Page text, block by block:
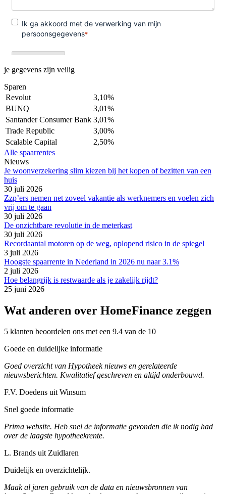
je gegevens zijn veilig
Sparen
Revolut
3,10%
BUNQ
3,01%
Santander Consumer Bank 3,01%
Trade Republic
3,00%
Scalable Capital
2,50%
Alle spaarrentes
Nieuws
Je woonverzekering slim kiezen bij het kopen of bezitten van een
huis
30 juli 2026
Zzp’ers nemen net zoveel vakantie als werknemers en voelen zich
vrij om te gaan
30 juli 2026
De onzichtbare revolutie in de meterkast
30 juli 2026
Recordaantal motoren op de weg, oplopend risico in de spiegel
3 juli 2026
Hoogste spaarrente in Nederland in 2026 nu naar 3.1%
2 juli 2026
Hoe belangrijk is restwaarde als je zakelijk rijdt?
25 juni 2026
Wat anderen over HomeFinance zeggen
5 klanten beoordelen ons met een 9.4 van de 10
Goede en duidelijke informatie
Goed overzicht van Hypotheek nieuws en gerelateerde
nieuwsberichten. Kwalitatief geschreven en altijd onderbouwd.
F.V. Doedens uit Winsum
Snel goede informatie
Prima website. Heb snel de informatie gevonden die ik nodig had
over de laagste hypotheekrente.
L. Brands uit Zuidlaren
Duidelijk en overzichtelijk.
Maak al jaren gebruik van de data en nieuwsbronnen van